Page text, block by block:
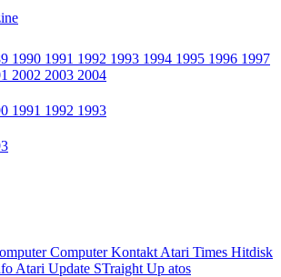
1990 1991 1992 1993 1994 1995 1996 1997
2002 2003 2004
1991 1992 1993
Computer Kontakt Atari Times Hitdisk
Atari Update STraight Up atos